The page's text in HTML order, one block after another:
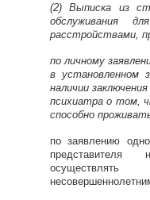
(2) Выписка из
обслуживания
расстройствами,
по личному
в установленном
наличии
психиатра о том,
способно
по заявлению
представителя